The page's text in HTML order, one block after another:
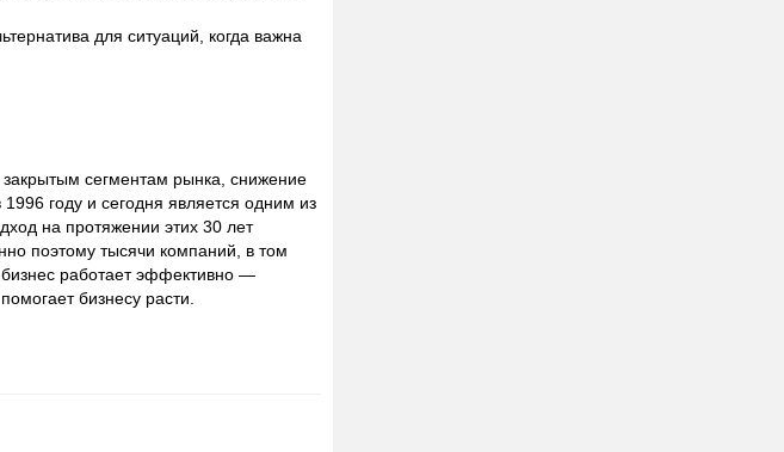
для ситуаций, когда важна
закрытым сегментам рынка, снижение
году и сегодня является одним из
на протяжении этих 30 лет
поэтому тысячи компаний, в том
работает эффективно —
бизнесу расти.